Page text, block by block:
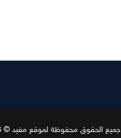
جميع الحقوق محفوظة لموقع مفيد © 2026